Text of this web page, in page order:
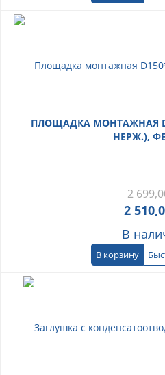
ПЛОЩАДКА МОНТАЖНАЯ
НЕРЖ.),
2
2
В
В корзину